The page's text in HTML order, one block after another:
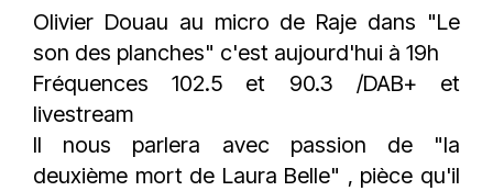
Olivier Douau au micro de Raje dans "Le
son des planches" c'est aujourd'hui à 19h
Fréquences 102.5 et 90.3 /DAB+ et
livestream
Il nous parlera avec passion de "la
deuxième mort de Laura Belle" , pièce qu'il